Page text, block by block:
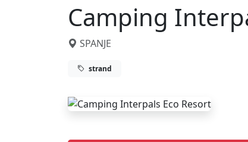
Camping
SPANJE
strand